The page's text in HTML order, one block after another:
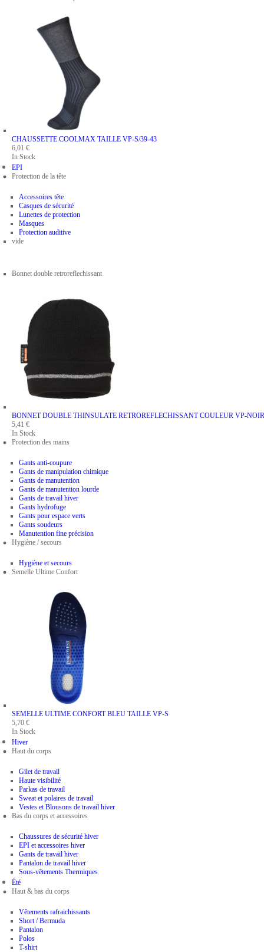
CHAUSSETTE COOLMAX TAILLE VP-S/39-43
6,01 €
In Stock
EPI
Protection de la tête
Accessoires tête
Casques de sécurité
Lunettes de protection
Masques
Protection auditive
vide
Bonnet double retroreflechissant
BONNET DOUBLE THINSULATE RETROREFLECHISSANTCOULEUR VP-NOIR
5,41 €
In Stock
Protection des mains
Gants anti-coupure
Gants de manipulation chimique
Gants de manutention
Gants de manutention lourde
Gants de travail hiver
Gants hydrofuge
Gants pour espace verts
Gants soudeurs
Manutention fine précision
Hygiène / secours
Hygiène et secours
Semelle Ultime Confort
SEMELLE ULTIME CONFORT BLEU TAILLE VP-S
5,70 €
In Stock
Hiver
Haut du corps
Gilet de travail
Haute visibilité
Parkas de travail
Sweat et polaires de travail
Vestes et Blousons de travail hiver
Bas du corps et accessoires
Chaussures de sécurité hiver
EPI et accessoires hiver
Gants de travail hiver
Pantalon de travail hiver
Sous-vêtements Thermiques
Été
Haut & bas du corps
Vêtements rafraichissants
Short / Bermuda
Pantalon
Polos
T-shirt